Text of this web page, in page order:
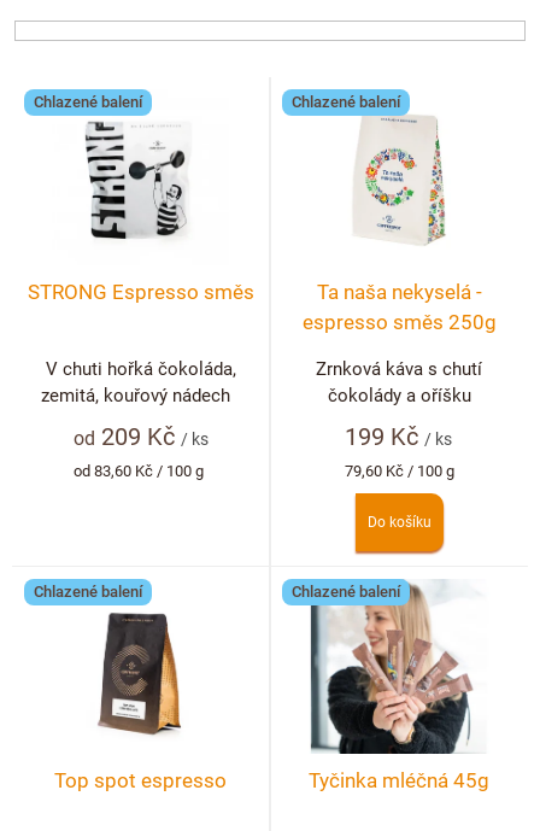
í
V Chlazené balení
STRONG Espresso směs
od 209 Kč / ks
Měrná
od 83,60 Kč / 100 g
V chuti hořká čokoláda,
zemitá, kouřový nádech
Chlazené balení
Ta naša nekyselá -
espresso směs 250g
199 Kč / ks
Měrná
cena:
79,60 Kč / 100 g
Do košíku
Zrnková káva s chutí
čokolády a oříšku
Chlazené balení
Top spot espresso
Chlazené balení
Tyčinka mléčná 45g